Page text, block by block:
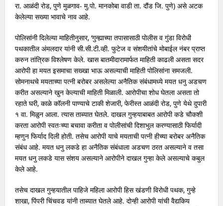
रा. आळंदी रोड, पुणे मुळगाव- मु.पो. मानकोबा वाडी ता. दौंड जि. पुणे) असे अटक
केलेल्या सख्या भावाचे नाव आहे.
पोलिसांनी दिलेल्या माहितीनुसार, ‘गुन्ह्याच्या तपासासाठी पोलीस व गुंडा विरोधी
पथकातील अंमलदार यांनी सी.सी.टी.व्ही. फुटेज व संशयीतांचे मोबाईल नंबर प्राप्त
करुन तांत्रिक विश्लेषण केले. खास बातमीदारामार्फत माहिती काढली असता सदर
आरोपी हा मयत इसमाचा सख्खा भाऊ असल्याची माहिती पोलिसांना समजली.
सोमनाथचे मयताच्या पत्नी बरोबर असलेल्या अनैतिक संबंधामध्ये मयत धनु अडचण
करीत असल्याने खुन केल्याची माहिती मिळाली. आरोपीचा शोध घेतला असता तो
रहाते घरी, काळे कॉलनी पाण्याचे टाकी शेजारी, फेरीस्त आळंदी रोड, पुणे येथे दुपारी
१ वा. मिळुन आला. त्यास ताब्यात घेतले. दाखल गुन्हयाबाबत आरोपी कडे चौकशी
करता आरोपी स्वतःच्या बचावा करीता व पोलीसांची दिशाभुल करण्यासाठी फिर्यादी
म्हणुन फिर्याद दिली होती. तसेच आरोपी याचे मयताची पत्नी हीच्या बरोबर अनैतिक
संबंध आहे. मयत धनु लकडे हा अनैतिक संबंधाला अडचण ठरत असल्याने व तसा
मयत धनु लकडे यास संशय असल्याने आरोपीने दाखल गुन्हा केले असल्याचे कबुल
केले आहे.
तसेच दाखल गुन्हयातील पाहिजे महिला आरोपी हिस खंडणी विरोधी पथक, गुन्हे
शाखा, पिंपरी चिंचवड यांनी ताब्यात घेतले आहे. दोन्ही आरोपी यांची वैद्यकिय